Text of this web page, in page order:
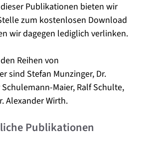
Publikationen bieten wir
zum kostenlosen Download
wir dagegen lediglich verlinken.
Reihen von
sind Stefan Munzinger, Dr.
Maier, Ralf Schulte,
Alexander Wirth.
Publikationen